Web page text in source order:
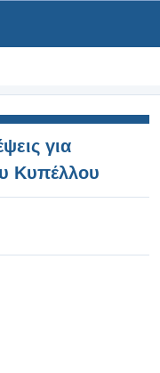
για
Κυπέλλου